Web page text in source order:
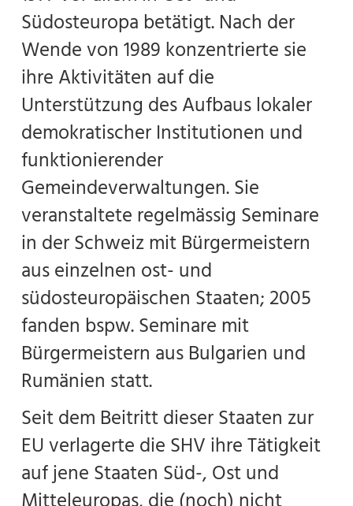
Südosteuropa betätigt. Nach der
Wende von 1989 konzentrierte sie
ihre Aktivitäten auf die
Unterstützung des Aufbaus lokaler
demokratischer Institutionen und
funktionierender
Gemeindeverwaltungen. Sie
veranstaltete regelmässig Seminare
in der Schweiz mit Bürgermeistern
aus einzelnen ost- und
südosteuropäischen Staaten; 2005
fanden bspw. Seminare mit
Bürgermeistern aus Bulgarien und
Rumänien statt.
Seit dem Beitritt dieser Staaten zur
EU verlagerte die SHV ihre Tätigkeit
auf jene Staaten Süd-, Ost und